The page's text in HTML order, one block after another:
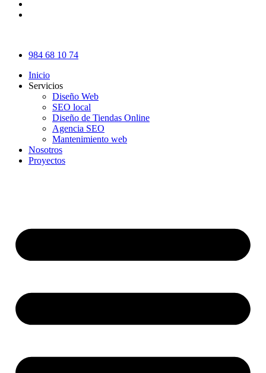
984 68 10 74
Inicio
Servicios
Diseño Web
SEO local
Diseño de Tiendas Online
Agencia SEO
Mantenimiento web
Nosotros
Proyectos